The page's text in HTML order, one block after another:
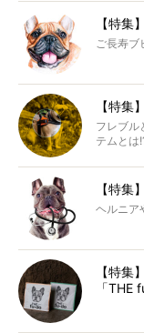
【特集
ご長寿ブ
【特集
フレブル
テムとは
【特集
ヘルニア
【特集
「THE